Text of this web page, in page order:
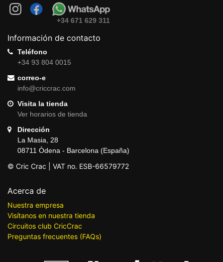
+34 671 629 311
Información de contacto
Teléfono
+34 93 804 0015
correo-e
info@criccrac.com
Visita la tienda
Ver horarios de tienda
Dirección
La Masia, 28
08711 Òdena - Barcelona (España)
© Cric Crac | VAT no. ESB-66579772
Acerca de
Nuestra empresa
Visítanos en nuestra tienda
Circuitos club CricCrac
Preguntas frecuentes (FAQs)